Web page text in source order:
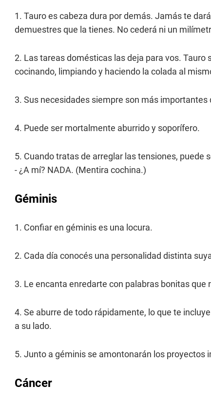
1. Tauro es cabeza dura por demás. Jamás te
demuestres que la tienes. No cederá ni un
2. Las tareas domésticas las deja para vos.
cocinando, limpiando y haciendo la colada al
3. Sus necesidades siempre son más importantes
4. Puede ser mortalmente aburrido y soporífero.
5. Cuando tratas de arreglar las tensiones, puede
- ¿A mí? NADA. (Mentira cochina.)
Géminis
1. Confiar en géminis es una locura.
2. Cada día conocés una personalidad distinta
3. Le encanta enredarte con palabras bonitas que
4. Se aburre de todo rápidamente, lo que te
a su lado.
5. Junto a géminis se amontonarán los proyectos
Cáncer